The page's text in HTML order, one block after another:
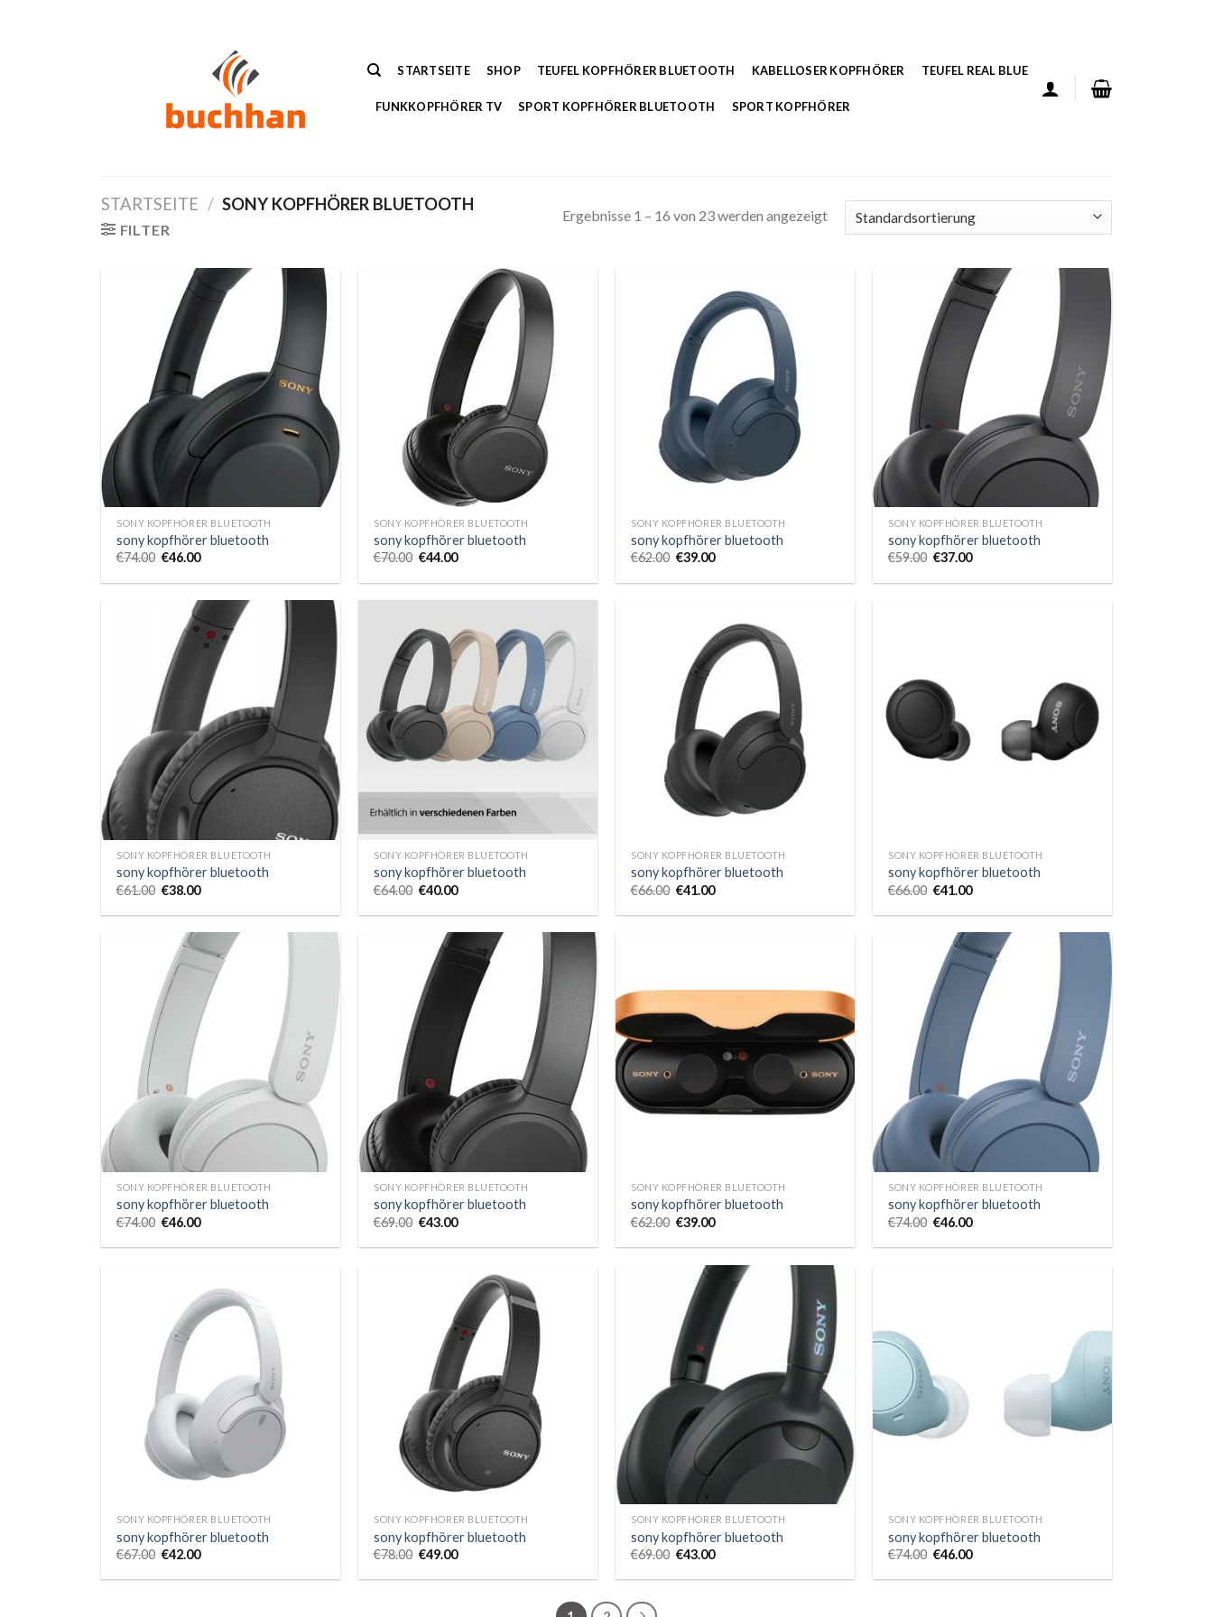
STARTSEITE SHOP TEUFEL KOPFHÖRER BLUETOOTH KABELLOSER KOPFHÖRER TEUFEL REAL BLUE
FUNKKOPFHÖRER TV SPORT KOPFHÖRER BLUETOOTH SPORT KOPFHÖRER
STARTSEITE / SONY KOPFHÖRER BLUETOOTH
FILTER
Ergebnisse 1 – 16 von 23 werden angezeigt
SONY KOPFHÖRER BLUETOOTH
sony kopfhörer bluetooth
€74.00 €46.00
SONY KOPFHÖRER BLUETOOTH
sony kopfhörer bluetooth
€70.00 €44.00
SONY KOPFHÖRER BLUETOOTH
sony kopfhörer bluetooth
€62.00 €39.00
SONY KOPFHÖRER BLUETOOTH
sony kopfhörer bluetooth
€59.00 €37.00
SONY KOPFHÖRER BLUETOOTH
sony kopfhörer bluetooth
€61.00 €38.00
SONY KOPFHÖRER BLUETOOTH
sony kopfhörer bluetooth
€64.00 €40.00
SONY KOPFHÖRER BLUETOOTH
sony kopfhörer bluetooth
€66.00 €41.00
SONY KOPFHÖRER BLUETOOTH
sony kopfhörer bluetooth
€66.00 €41.00
SONY KOPFHÖRER BLUETOOTH
sony kopfhörer bluetooth
€74.00 €46.00
SONY KOPFHÖRER BLUETOOTH
sony kopfhörer bluetooth
€69.00 €43.00
SONY KOPFHÖRER BLUETOOTH
sony kopfhörer bluetooth
€62.00 €39.00
SONY KOPFHÖRER BLUETOOTH
sony kopfhörer bluetooth
€74.00 €46.00
SONY KOPFHÖRER BLUETOOTH
sony kopfhörer bluetooth
€67.00 €42.00
SONY KOPFHÖRER BLUETOOTH
sony kopfhörer bluetooth
€78.00 €49.00
SONY KOPFHÖRER BLUETOOTH
sony kopfhörer bluetooth
€69.00 €43.00
SONY KOPFHÖRER BLUETOOTH
sony kopfhörer bluetooth
€74.00 €46.00